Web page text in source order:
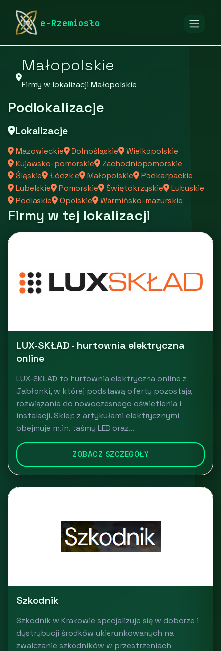
e-Rzemiosło
rymarstwo-poznan.pl
Małopolskie
Firmy w lokalizacji Małopolskie
Podlokalizacje
Lokalizacje
Mazowieckie Dolnośląskie
Wielkopolskie
Kujawsko-pomorskie
Zachodniopomorskie
Śląskie
Łódzkie Małopolskie
Podkarpackie
Lubelskie
Pomorskie Świętokrzyskie
Lubuskie
Podlaskie
Opolskie Warmińsko-mazurskie
Firmy w tej lokalizacji
LUX-SKŁAD - hurtownia elektryczna
online
LUX-SKŁAD to hurtownia elektryczna online z
Jabłonki, w której podstawą oferty pozostają
rozwiązania do nowoczesnego oświetlenia i
instalacji. Sklep z artykułami elektrycznymi
obejmuje m.in. taśmy LED oraz...
ZOBACZ SZCZEGÓŁY
Szkodnik
Szkodnik w Krakowie specjalizuje się w doborze i
dystrybucji środków ukierunkowanych na
zwalczanie szkodników w przestrzeniach